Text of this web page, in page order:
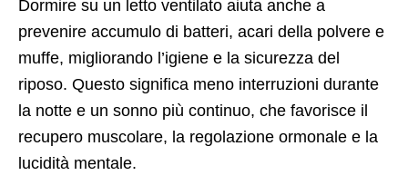
Dormire su un letto ventilato aiuta anche a
prevenire accumulo di batteri, acari della polvere e
muffe, migliorando l’igiene e la sicurezza del
riposo. Questo significa meno interruzioni durante
la notte e un sonno più continuo, che favorisce il
recupero muscolare, la regolazione ormonale e la
lucidità mentale.